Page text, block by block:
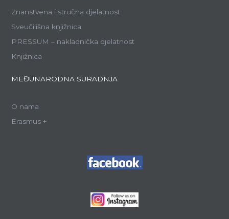
Znanstvena i stručna djelatnost
Sveučilišna knjižnica
PRESSUM – nakladnička djelatnost
Knjižnica
MEĐUNARODNA SURADNJA
O nama
Erasmus +